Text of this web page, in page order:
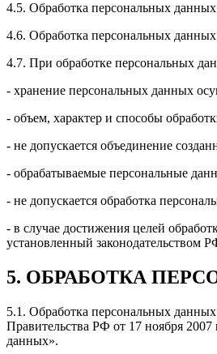
4.5. Обработка персональных
4.6. Обработка персональных
4.7. При обработке персональных
- хранение персональных данных
- объем, характер и способы
- не допускается объединение
- обрабатываемые персональные
- не допускается обработка
- в случае достижения целей
установленный законодательством
5. ОБРАБОТКА
5.1. Обработка персональных
Правительства РФ от 17 ноября
данных».